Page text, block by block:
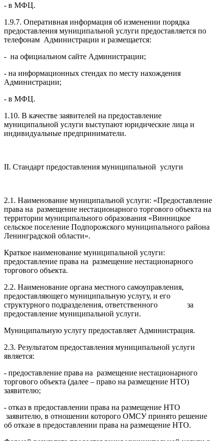
- в МФЦ.
1.9.7. Оперативная информация об изменении порядка
предоставления муниципальной услуги предоставляется по
телефонам Администрации и размещается:
- на официальном сайте Администрации;
- на информационных стендах по месту нахождения
Администрации;
- в МФЦ.
1.10. В качестве заявителей на предоставление
муниципальной услуги выступают юридические лица и
индивидуальные предприниматели.
II. Стандарт предоставления муниципальной услуги
2.1. Наименование муниципальной услуги: «Предоставление
права на размещение нестационарного торгового объекта на
территории муниципального образования «Винницкое
сельское поселение Подпорожского муниципального района
Ленинградской области».
Краткое наименование муниципальной услуги:
предоставление права на размещение нестационарного
торгового объекта.
2.2. Наименование органа местного самоуправления,
предоставляющего муниципальную услугу, и его
структурного подразделения, ответственного за
предоставление муниципальной услуги.
Муниципальную услугу предоставляет Администрация.
2.3. Результатом предоставления муниципальной услуги
является:
- предоставление права на размещение нестационарного
торгового объекта (далее – право на размещение НТО)
заявителю;
- отказ в предоставлении права на размещение НТО
заявителю, в отношении которого ОМСУ принято решение
об отказе в предоставлении права на размещение НТО.